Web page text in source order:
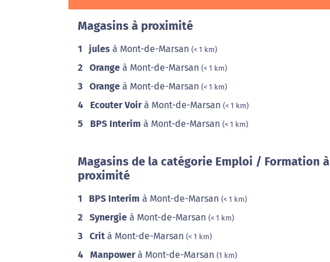
Magasins à proximité
1 jules à Mont-de-Marsan (< 1 km)
2 Orange à Mont-de-Marsan (< 1 km)
3 Orange à Mont-de-Marsan (< 1 km)
4 Ecouter Voirà Mont-de-Marsan (< 1 km)
5 BPS Interim à Mont-de-Marsan (< 1 km)
Magasins de la catégorie Emploi / Formation à
proximité
1 BPS Interim à Mont-de-Marsan (< 1 km)
2 Synergie à Mont-de-Marsan (< 1 km)
3 Crit à Mont-de-Marsan (< 1 km)
4 Manpowerà Mont-de-Marsan (1 km)